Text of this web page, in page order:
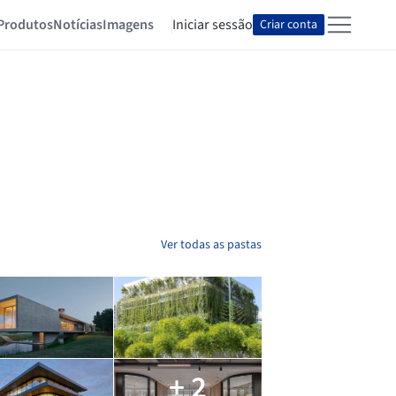
NotíciasImagens Iniciar sessão Criar conta
Ver todas as pastas